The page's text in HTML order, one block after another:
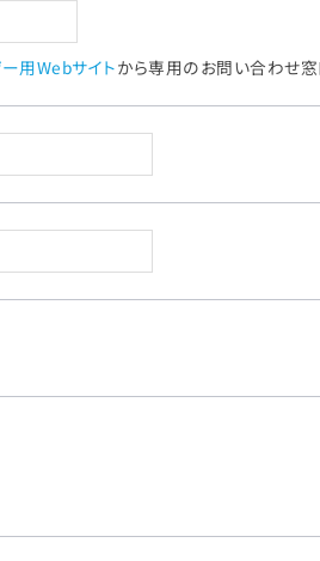
用Webサイトから専用のお問い合わせ窓